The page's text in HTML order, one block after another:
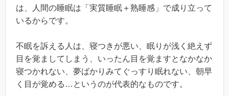
は、人間の睡眠は「実質睡眠＋熟睡感」で成り立って
いるからです。
不眠を訴える人は、寝つきが悪い、眠りが浅く絶えず
目を覚ましてしまう、いったん目を覚ますとなかなか
寝つかれない、夢ばかりみてぐっすり眠れない、朝早
く目が覚める…というのが代表的なものです。